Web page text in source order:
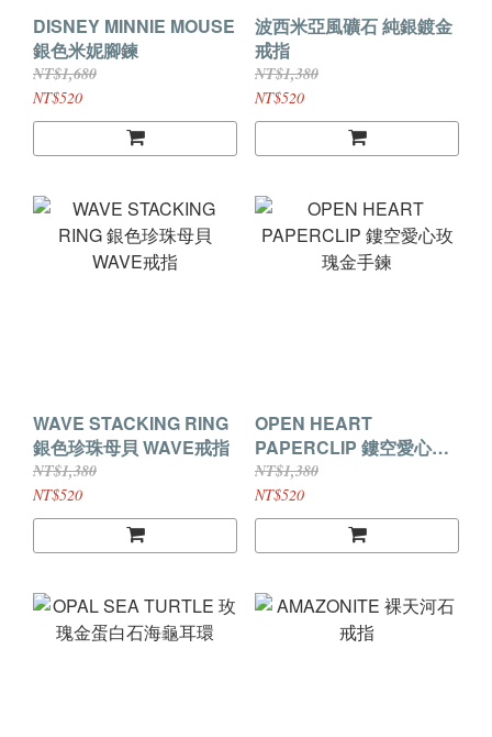
DISNEY MINNIE MOUSE
銀色米妮腳鍊
NT$1,680
NT$520
波西米亞風礦石 純銀鍍金
戒指
NT$1,380
NT$520
WAVE STACKING RING
銀色珍珠母貝 WAVE戒指
NT$1,380
NT$520
OPEN HEART
PAPERCLIP 鏤空愛心玫
瑰金手鍊
NT$1,380
NT$520